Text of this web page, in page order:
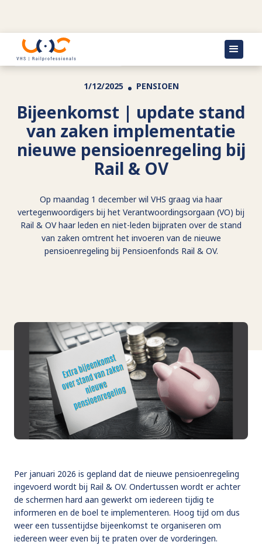
Terug naar agenda
1/12/2025 PENSIOEN
Bijeenkomst | update stand
van zaken implementatie
nieuwe pensioenregeling bij
Rail & OV
Op maandag 1 december wil VHS graag via haar
vertegenwoordigers bij het Verantwoordingsorgaan (VO) bij
Rail & OV haar leden en niet-leden bijpraten over de stand
van zaken omtrent het invoeren van de nieuwe
pensioenregeling bij Pensioenfonds Rail & OV.
Per januari 2026 is gepland dat de nieuwe pensioenregeling
ingevoerd wordt bij Rail & OV. Ondertussen wordt er achter
de schermen hard aan gewerkt om iedereen tijdig te
informeren en de boel te implementeren. Hoog tijd om dus
weer een tussentijdse bijeenkomst te organiseren om
iedereen weer even bij te praten over de vorderingen.